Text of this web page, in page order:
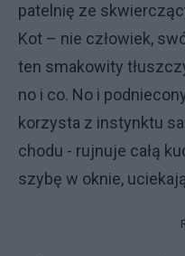
patelnię ze
Kot – nie człowiek,
ten smakowity
no i co. No i
korzysta z instynktu
chodu - rujnuje całą
szybę w oknie,